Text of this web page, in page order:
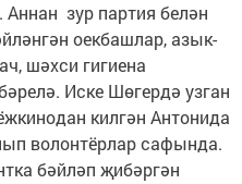
зур партия белән
оекбашлар, азык-
шәхси гигиена
Иске Шөгердә узган
килгән Антонида
волонтёрлар сафында.
бәйләп җибәргән